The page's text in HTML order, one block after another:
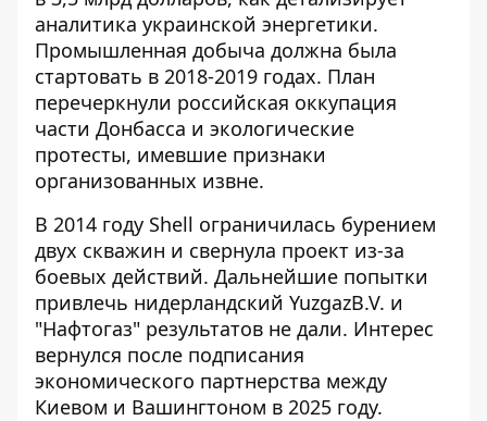
аналитика украинской энергетики.
Промышленная добыча должна была
стартовать в 2018-2019 годах. План
перечеркнули российская оккупация
части Донбасса и экологические
протесты, имевшие признаки
организованных извне.
В 2014 году Shell ограничилась бурением
двух скважин и свернула проект из-за
боевых действий. Дальнейшие попытки
привлечь нидерландский YuzgazB.V. и
"Нафтогаз" результатов не дали. Интерес
вернулся после подписания
экономического партнерства между
Киевом и Вашингтоном в 2025 году.